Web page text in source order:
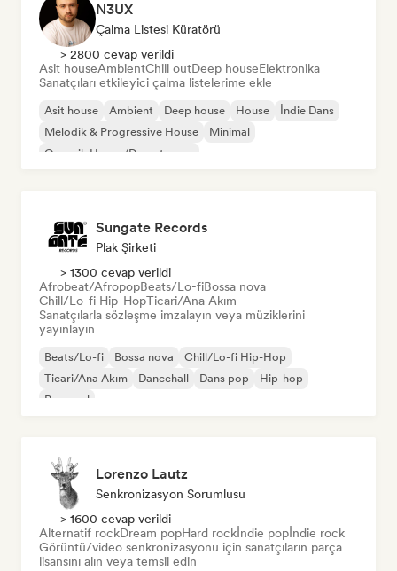
N3UX
Çalma Listesi Küratörü
> 2800 cevap verildi
Asit houseAmbientChill outDeep houseElektronika
Sanatçıları etkileyici çalma listelerime ekle
Asit house Ambient Deep house House
İndie Dans
Melodik & Progressive House
Minimal
Organik House/Downtempo
Sungate Records
Plak Şirketi
> 1300 cevap verildi
Afrobeat/AfropopBeats/Lo-fiBossa nova
Chill/Lo-fi Hip-HopTicari/Ana Akım
Sanatçılarla sözleşme imzalayın veya müziklerini
yayınlayın
Beats/Lo-fi Bossa nova
Chill/Lo-fi Hip-Hop
Ticari/Ana Akım
Dancehall Dans pop
Hip-hop
Pop soul
Lorenzo Lautz
Senkronizasyon Sorumlusu
> 1600 cevap verildi
Alternatif rockDream popHard rockİndie popİndie rock
Görüntü/video senkronizasyonu için sanatçıların parça
lisansını alın veya temsil edin